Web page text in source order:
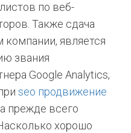
по веб-
Также сдача
компании, является
звания
Google Analytics,
seo продвижение
прежде всего
хорошо